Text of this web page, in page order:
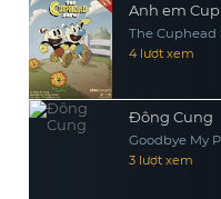
Anh em
The Cuphead
4 lượt xem
Đông Cung
Goodbye My
3 lượt xem